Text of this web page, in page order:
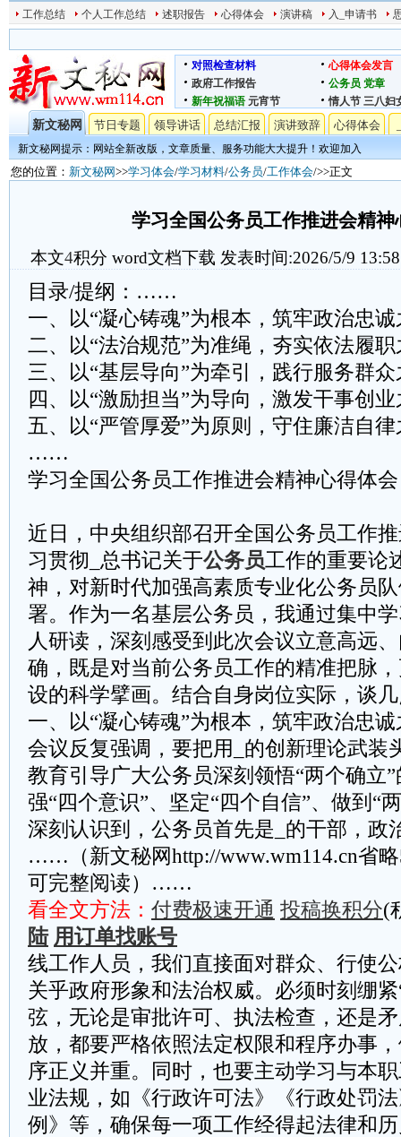
工作总结 个人工作总结 述职报告 心得体会 演讲稿 入_申请书
对照检查材料
心得体会发言
政府工作报告
公务员 党章
新年祝福语 元宵节 情人节 三八妇
新文秘网 节日专题 领导讲话 总结汇报 演讲致辞 心得体会
新文秘网提示：网站全新改版，文章质量、服务功能大大提升！欢迎加入
您的位置： 新文秘网>>学习体会/学习材料/公务员/工作体会/>>正文
学习全国公务员工作推进会精神
本文4积分 word文档下载 发表时间:2026/5/9
目录/提纲：……
一、以“凝心铸魂”为根本，筑牢政治忠诚
二、以“法治规范”为准绳，夯实依法履职
三、以“基层导向”为牵引，践行服务群众
四、以“激励担当”为导向，激发干事创
五、以“严管厚爱”为原则，守住廉洁自律
……
学习全国公务员工作推进会精神心得体会
近日，中央组织部召开全国公务员工作
习贯彻_总书记关于公务员工作的重要论
神，对新时代加强高素质专业化公务员
署。作为一名基层公务员，我通过集中
人研读，深刻感受到此次会议立意高远
确，既是对当前公务员工作的精准把脉
设的科学擘画。结合自身岗位实际，谈
一、以“凝心铸魂”为根本，筑牢政治忠诚
会议反复强调，要把用_的创新理论武装
教育引导广大公务员深刻领悟“两个确立
强“四个意识”、坚定“四个自信”、做到“
深刻认识到，公务员首先是_的干部，政
……（新文秘网http://www.wm114.cn省
可完整阅读）……
看全文方法： 付费极速开通 投稿换积分(
陆 用订单找账号
线工作人员，我们直接面对群众、行使
关乎政府形象和法治权威。必须时刻绷
弦，无论是审批许可、执法检查，还是
放，都要严格依照法定权限和程序办事
序正义并重。同时，也要主动学习与本
业法规，如《行政许可法》《行政处罚
例》等，确保每一项工作经得起法律和